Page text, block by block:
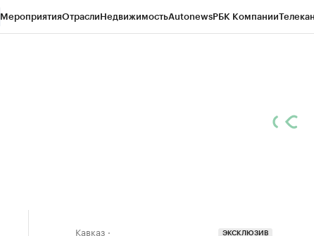
МероприятияОтраслиНедвижимостьAutonewsРБК Компании
Кавказ ЭКСКЛЮЗИВ